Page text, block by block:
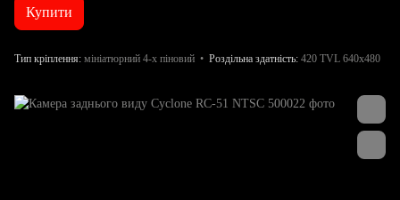
Купити
Тип кріплення мініатюрний 4-х піновий Роздільна здатність 420 TVL 640x480